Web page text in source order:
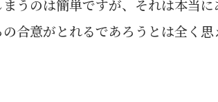
うのは簡単ですが、それは本当
合意がとれるであろうとは全く思